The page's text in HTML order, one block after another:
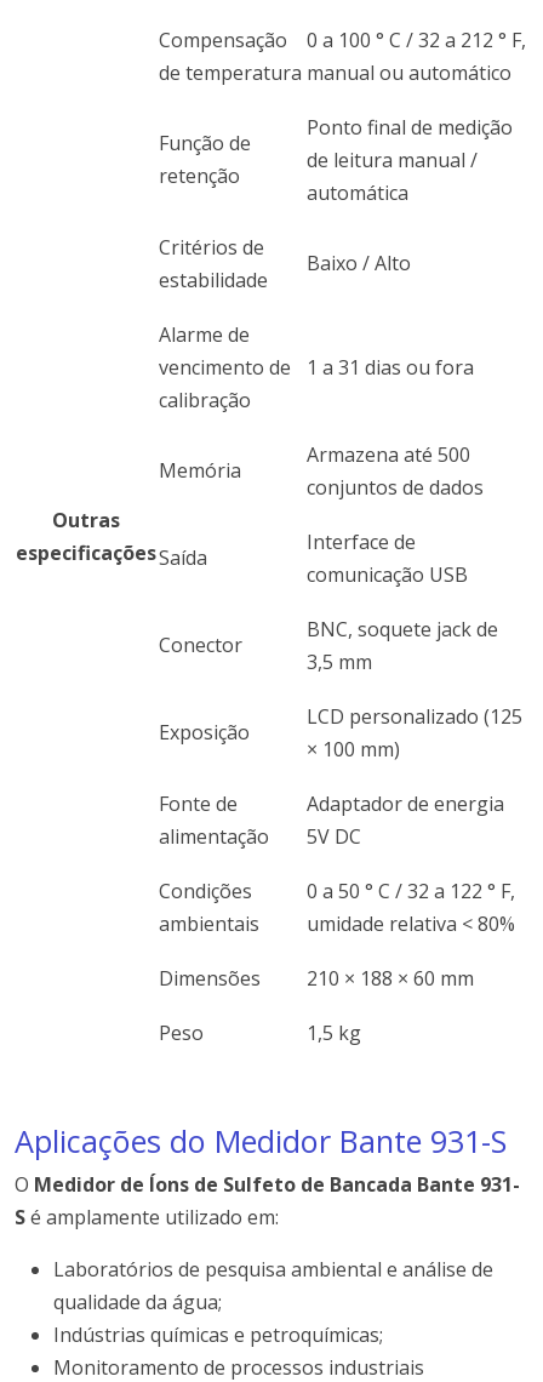
Outras
especificações
Compensação
de temperatura
0 a 100 ° C / 32 a 212 ° F,
manual ou automático
Função de
retenção
Ponto final de medição
de leitura manual /
automática
Critérios de
estabilidade
Baixo / Alto
Alarme de
vencimento de
calibração
1 a 31 dias ou fora
Memória
Armazena até 500
conjuntos de dados
Saída
Interface de
comunicação USB
Conector
BNC, soquete jack de
3,5 mm
Exposição
LCD personalizado (125
× 100 mm)
Fonte de
alimentação
Adaptador de energia
5V DC
Condições
ambientais
0 a 50 ° C / 32 a 122 ° F,
umidade relativa < 80%
Dimensões 210 × 188 × 60 mm
Peso 1,5 kg
Aplicações do Medidor Bante 931-S
O Medidor de Íons de Sulfeto de Bancada Bante 931-
Sé amplamente utilizado em:
Laboratórios de pesquisa ambiental e análise de
qualidade da água;
Indústrias químicas e petroquímicas;
Monitoramento de processos industriais